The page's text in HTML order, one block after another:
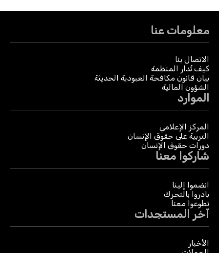
معلومات عنا
الاتصال بنا
كيف تُدار المنظمة
بيان قانون مكافحة العبودية الحديثة
الشؤون المالية
الموارد
المركز الإعلامي
التربية على حقوق الإنسان
دورات حقوق الإنسان
شاركوا معنا
انضموا إلينا
بادروا بالتحرك
تطوعوا معنا
آخر المستجدات
الأخبار